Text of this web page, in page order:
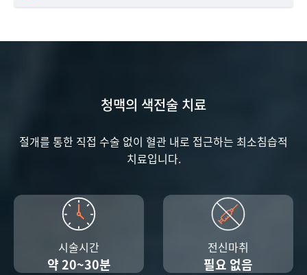
청맥의 색전술 치료
절개를 통한 직접 수술 없이 혈관 내로 접근하는 최소침습적
치료입니다.
시술시간
약 20~30분
전신마취
필요 없음